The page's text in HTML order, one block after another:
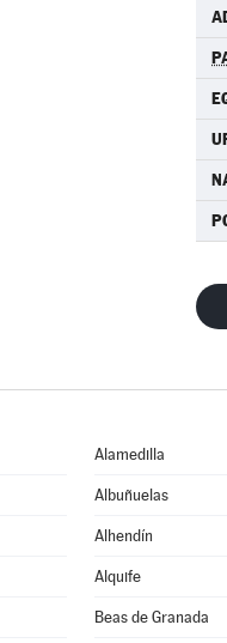
Alamedilla
Albuñuelas
Alhendín
Alquife
Beas de Granada